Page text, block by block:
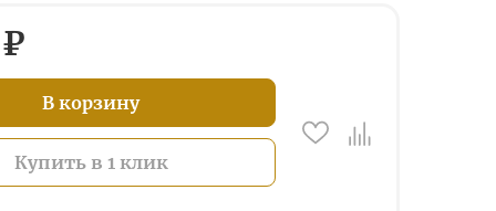
В корзину
Купить в 1 клик